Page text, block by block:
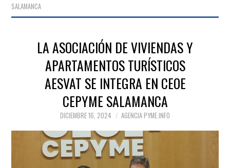
SALAMANCA
LA ASOCIACIÓN DE VIVIENDAS Y
APARTAMENTOS TURÍSTICOS
AESVAT SE INTEGRA EN CEOE
CEPYME SALAMANCA
DICIEMBRE 16, 2024 AGENCIA PYME.INFO